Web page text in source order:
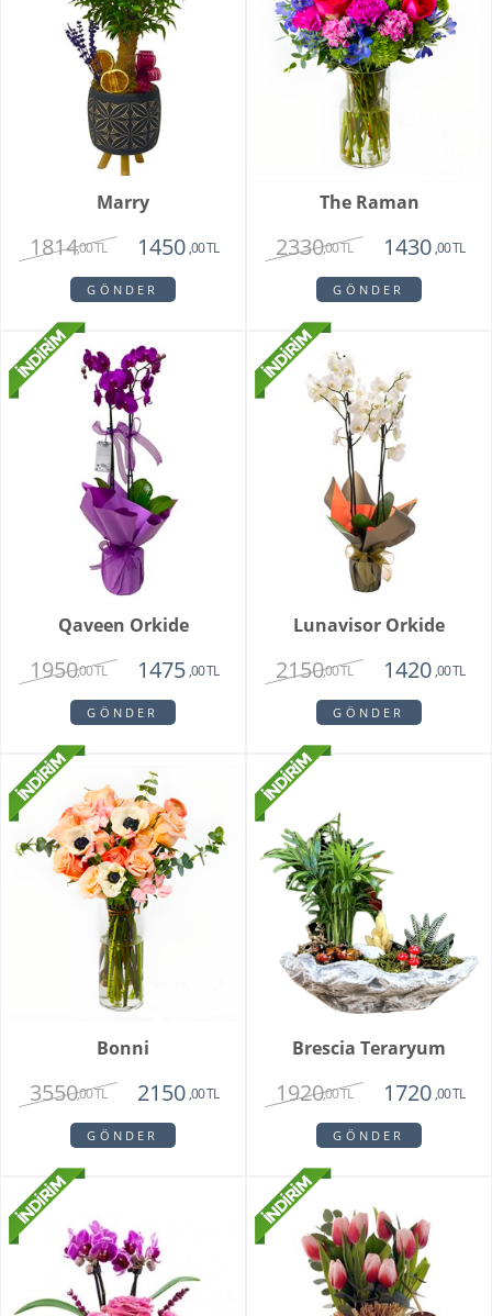
Marry
1814,00 TL 1450 ,00 TL
GÖNDER
The Raman
2330,00 TL 1430 ,00 TL
GÖNDER
Qaveen Orkide
1950,00 TL 1475 ,00 TL
GÖNDER
Lunavisor Orkide
2150,00 TL 1420 ,00 TL
GÖNDER
Bonni
3550,00 TL 2150 ,00 TL
GÖNDER
Brescia Teraryum
1920,00 TL 1720 ,00 TL
GÖNDER